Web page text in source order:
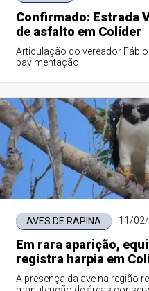
Confirmado: Estrada
de asfalto em Colíder
Articulação do vereador
pavimentação
AVES DE RAPINA 11/02/
Em rara aparição,
registra harpia em
A presença da ave na região